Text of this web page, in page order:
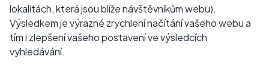
lokalitách, která jsou blíže návštěvníkům webu).
Výsledkem je výrazné zrychlení načítání vašeho webu a
tím i zlepšení vašeho postavení ve výsledcích
vyhledávání.